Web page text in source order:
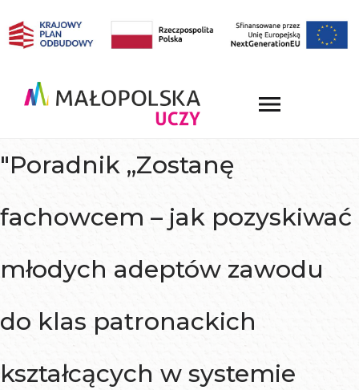
"Poradnik „Zostanę
fachowcem – jak pozyskiwać
młodych adeptów zawodu
do klas patronackich
kształcących w systemie